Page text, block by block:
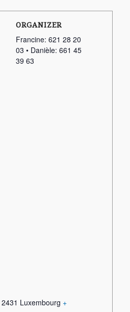
ORGANIZER
Francine: 621 28 20
03 • Danièle: 661 45
39 63
2431 Luxembourg +